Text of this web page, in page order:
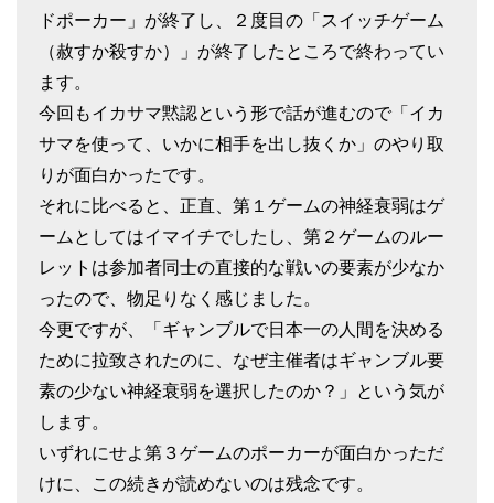
ドポーカー」が終了し、２度目の「スイッチゲーム
（赦すか殺すか）」が終了したところで終わってい
ます。
今回もイカサマ黙認という形で話が進むので「イカ
サマを使って、いかに相手を出し抜くか」のやり取
りが面白かったです。
それに比べると、正直、第１ゲームの神経衰弱はゲ
ームとしてはイマイチでしたし、第２ゲームのルー
レットは参加者同士の直接的な戦いの要素が少なか
ったので、物足りなく感じました。
今更ですが、「ギャンブルで日本一の人間を決める
ために拉致されたのに、なぜ主催者はギャンブル要
素の少ない神経衰弱を選択したのか？」という気が
します。
いずれにせよ第３ゲームのポーカーが面白かっただ
けに、この続きが読めないのは残念です。